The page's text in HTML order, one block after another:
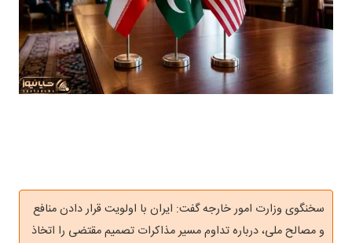
سخنگوی وزارت امور خارجه گفت: ایران با اولویت قرار دادن منافع
و مصالح ملی، درباره تداوم مسیر مذاکرات تصمیم‌ مقتضی را اتخاذ